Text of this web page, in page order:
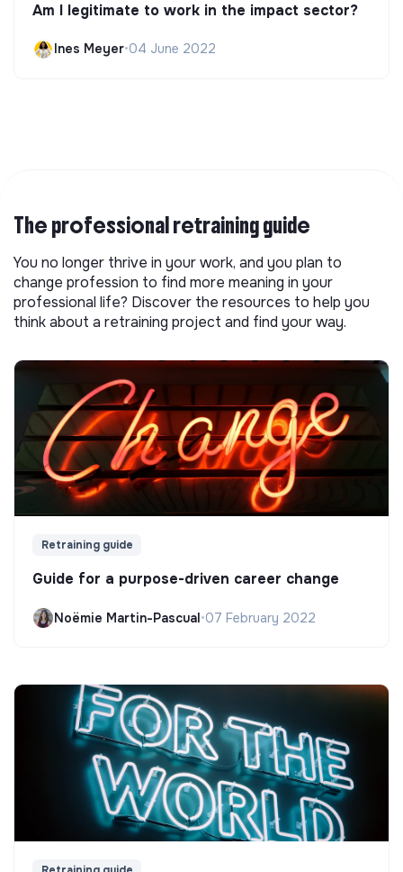
Am I legitimate to work in the impact sector?
Ines Meyer•04 June 2022
The professional retraining guide
You no longer thrive in your work, and you plan to
change profession to find more meaning in your
professional life? Discover the resources to help you
think about a retraining project and find your way.
Retraining guide
Guide for a purpose-driven career change
Noëmie Martin-Pascual•07 February 2022